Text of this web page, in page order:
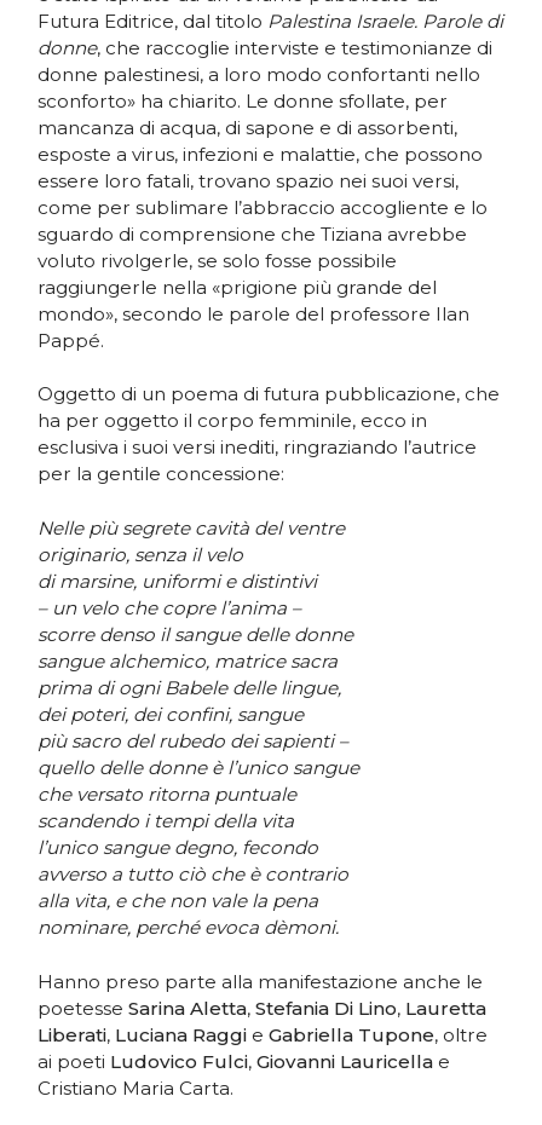
Futura Editrice, dal titolo Palestina Israele. Parole di
donne, che raccoglie interviste e testimonianze di
donne palestinesi, a loro modo confortanti nello
sconforto» ha chiarito. Le donne sfollate, per
mancanza di acqua, di sapone e di assorbenti,
esposte a virus, infezioni e malattie, che possono
essere loro fatali, trovano spazio nei suoi versi,
come per sublimare l’abbraccio accogliente e lo
sguardo di comprensione che Tiziana avrebbe
voluto rivolgerle, se solo fosse possibile
raggiungerle nella «prigione più grande del
mondo», secondo le parole del professore Ilan
Pappé.
Oggetto di un poema di futura pubblicazione, che
ha per oggetto il corpo femminile, ecco in
esclusiva i suoi versi inediti, ringraziando l’autrice
per la gentile concessione:
Nelle più segrete cavità del ventre
originario, senza il velo
di marsine, uniformi e distintivi
– un velo che copre l’anima –
scorre denso il sangue delle donne
sangue alchemico, matrice sacra
prima di ogni Babele delle lingue,
dei poteri, dei confini, sangue
più sacro del rubedo dei sapienti –
quello delle donne è l’unico sangue
che versato ritorna puntuale
scandendo i tempi della vita
l’unico sangue degno, fecondo
avverso a tutto ciò che è contrario
alla vita, e che non vale la pena
nominare, perché evoca dèmoni.
Hanno preso parte alla manifestazione anche le
poetesseSarina Aletta,Stefania Di Lino, Lauretta
Liberati, Luciana Raggi eGabriella Tupone, oltre
ai poeti Ludovico Fulci,Giovanni Lauricella e
Cristiano Maria Carta.